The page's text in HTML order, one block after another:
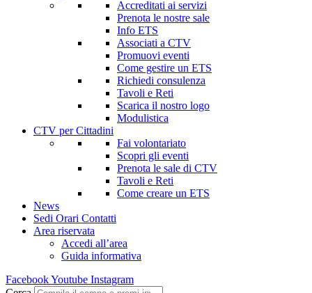
Accreditati ai servizi
Prenota le nostre sale
Info ETS
Associati a CTV
Promuovi eventi
Come gestire un ETS
Richiedi consulenza
Tavoli e Reti
Scarica il nostro logo
Modulistica
CTV per Cittadini
Fai volontariato
Scopri gli eventi
Prenota le sale di CTV
Tavoli e Reti
Come creare un ETS
News
Sedi Orari Contatti
Area riservata
Accedi all’area
Guida informativa
FacebookYoutube Instagram